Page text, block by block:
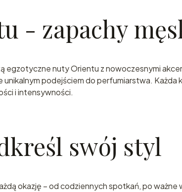
- zapachy
egzotyczne nuty Orientu z nowoczesnymi
podejściem do perfumiarstwa.
i intensywności.
swój styl
okazję – od codziennych spotkań, po
kod rabatowy 12 % na piewsze
zakupy!
Wyślij